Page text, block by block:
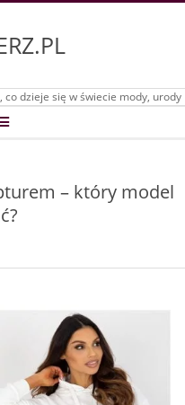
dzieje się w świecie mody, urody
– który model